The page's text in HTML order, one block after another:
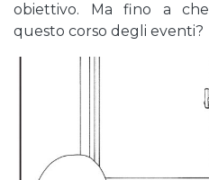
obiettivo. Ma fino a
questo corso degli eventi?